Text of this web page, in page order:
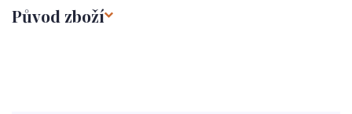
Původ zboží